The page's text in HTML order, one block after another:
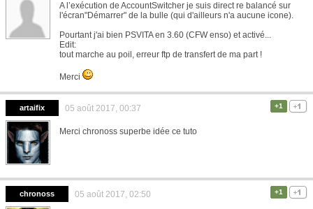
A l’exécution de AccountSwitcher je suis direct re balancé sur
l'écran"Démarrer" de la bulle (qui d'ailleurs n'a aucune icone).
Pourtant j'ai bien PSVITA en 3.60 (CFW enso) et activé...
Edit:
tout marche au poil, erreur ftp de transfert de ma part !
Merci
artaifix 05 août 2017, 00:37 +1
Merci chronoss superbe idée ce tuto
chronoss 05 août 2017, 02:50 +1